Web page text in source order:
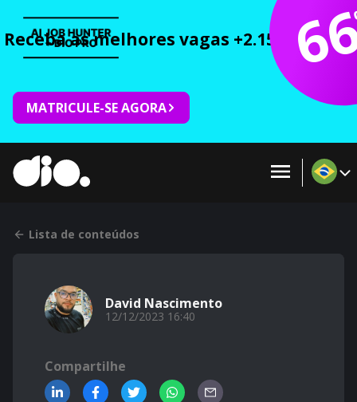
Receba as melhores vagas +2.150 cursos
MATRICULE-SE AGORA
Lista de conteúdos
David Nascimento
12/12/2023 16:40
Compartilhe